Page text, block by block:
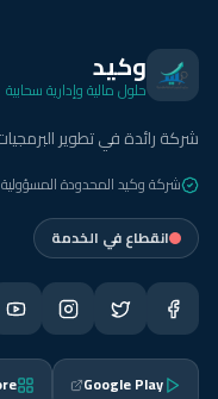
وكيد
حلول مالية وإدارية سحابية
شركة رائدة في تطوير البرمجيات
شركة وكيد المحدودة المسؤولية
انقطاع في الخدمة
Google Play